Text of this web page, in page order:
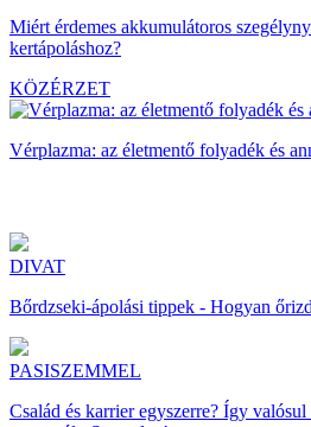
Miért érdemes akkumulátoros
kertápoláshoz?
KÖZÉRZET
Vérplazma: az életmentő folyadék és
DIVAT
Bőrdzseki-ápolási tippek - Hogyan
PASISZEMMEL
Család és karrier egyszerre? Így